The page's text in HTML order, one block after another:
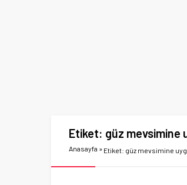
Etiket: güz mevsimine
Anasayfa » Etiket: güz mevsimine